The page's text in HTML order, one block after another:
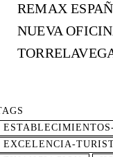
REMAX
NUEVA
EXCELENCIA-